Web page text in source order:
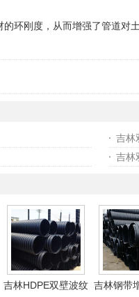
刚度，从而增强了管道对
吉林
吉林
吉林HDPE双壁波纹 吉林钢带